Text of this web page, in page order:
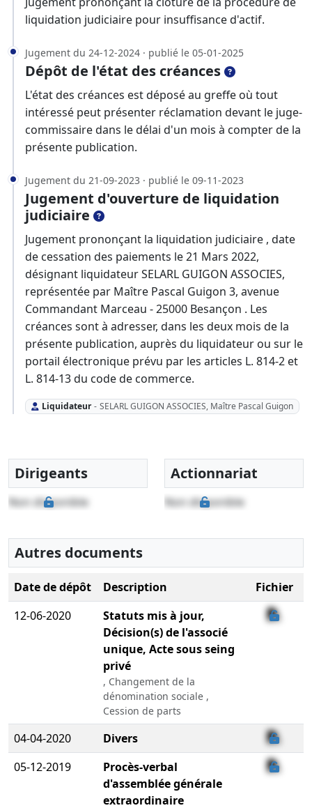
liquidation judiciaire pour insuffisance d'actif.
Jugement du 24-12-2024 · publié le 05-01-2025
Dépôt de l'état des créances
L'état des créances est déposé au greffe où tout
intéressé peut présenter réclamation devant le juge-
commissaire dans le délai d'un mois à compter de la
présente publication.
Jugement du 21-09-2023 · publié le 09-11-2023
Jugement d'ouverture de liquidation
judiciaire
Jugement prononçant la liquidation judiciaire , date
de cessation des paiements le 21 Mars 2022,
désignant liquidateur SELARL GUIGON ASSOCIES,
représentée par Maître Pascal Guigon 3, avenue
Commandant Marceau - 25000 Besançon . Les
créances sont à adresser, dans les deux mois de la
présente publication, auprès du liquidateur ou sur le
portail électronique prévu par les articles L. 814-2 et
L. 814-13 du code de commerce.
Liquidateur - SELARL GUIGON ASSOCIES, Maître Pascal Guigon
Dirigeants
Non disponible
Actionnariat
Non disponible
Autres documents
Date de dépôt Description
Fichier
12-06-2020
Statuts mis à jour,
Décision(s) de l'associé
unique, Acte sous seing
privé
, Changement de la
dénomination sociale ,
Cession de parts
04-04-2020
Divers
05-12-2019
Procès-verbal
d'assemblée générale
extraordinaire